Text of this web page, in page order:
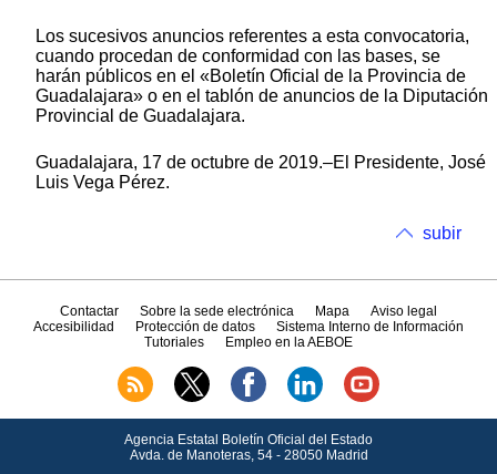
Los sucesivos anuncios referentes a esta convocatoria,
cuando procedan de conformidad con las bases, se
harán públicos en el «Boletín Oficial de la Provincia de
Guadalajara» o en el tablón de anuncios de la Diputación
Provincial de Guadalajara.
Guadalajara, 17 de octubre de 2019.–El Presidente, José
Luis Vega Pérez.
subir
Contactar Sobre la sede electrónica Mapa
Aviso legal
Accesibilidad
Protección de datos
Sistema Interno de Información
Tutoriales
Empleo en la AEBOE
Agencia Estatal Boletín Oficial del Estado
Avda. de Manoteras, 54 - 28050 Madrid